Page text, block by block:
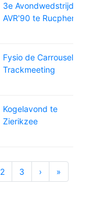
3e Avondwedstrijd
AVR'90 te Rucphen
Fysio de Carrousel
Trackmeeting
Kogelavond te
Zierikzee
2 3 › »